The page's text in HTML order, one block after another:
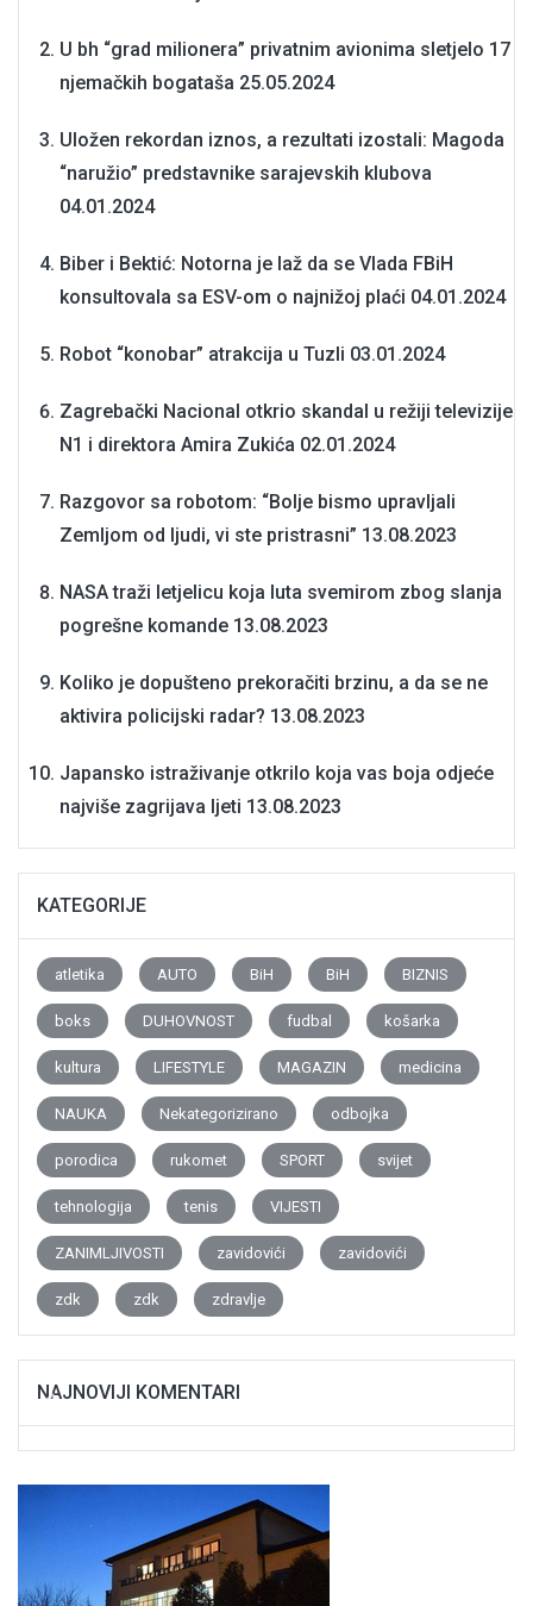
U bh “grad milionera” privatnim avionima sletjelo 17
njemačkih bogataša 25.05.2024
Uložen rekordan iznos, a rezultati izostali: Magoda
“naružio” predstavnike sarajevskih klubova
04.01.2024
Biber i Bektić: Notorna je laž da se Vlada FBiH
konsultovala sa ESV-om o najnižoj plaći 04.01.2024
Robot “konobar” atrakcija u Tuzli 03.01.2024
Zagrebački Nacional otkrio skandal u režiji televizije
N1 i direktora Amira Zukića 02.01.2024
Razgovor sa robotom: “Bolje bismo upravljali
Zemljom od ljudi, vi ste pristrasni” 13.08.2023
NASA traži letjelicu koja luta svemirom zbog slanja
pogrešne komande 13.08.2023
Koliko je dopušteno prekoračiti brzinu, a da se ne
aktivira policijski radar? 13.08.2023
Japansko istraživanje otkrilo koja vas boja odjeće
najviše zagrijava ljeti 13.08.2023
KATEGORIJE
atletika AUTO BiH BiH BIZNIS
boks DUHOVNOST fudbal košarka
kultura LIFESTYLE MAGAZIN medicina
NAUKA Nekategorizirano odbojka
porodica rukomet SPORT svijet
tehnologija tenis VIJESTI
ZANIMLJIVOSTI zavidovići zavidovići
zdk zdk zdravlje
NAJNOVIJI KOMENTARI